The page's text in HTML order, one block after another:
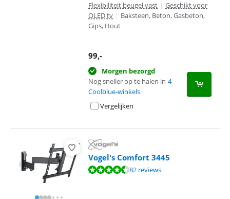
Flexibiliteit beugel vast | Geschikt voor
OLED tv | Baksteen, Beton, Gasbeton,
Gips, Hout
99,-
Morgen bezorgd
Nog sneller op te halen in 4
Coolblue-winkels
Vergelijken
Vogel's Comfort 3445
Beoordeling is 9,1 van de 10, gebaseerd op 82 reviews.
82 reviews